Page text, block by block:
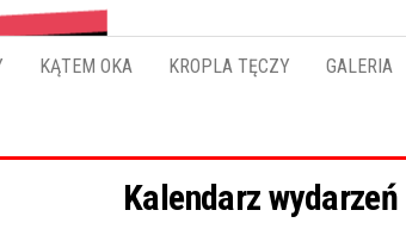
KĄTEM OKA KROPLA TĘCZY GALERIA
Kalendarz wydarzeń